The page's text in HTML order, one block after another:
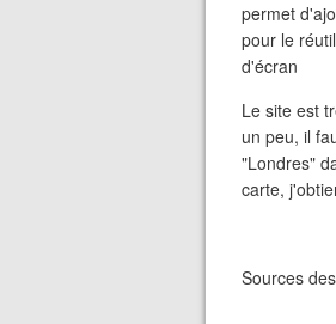
permet
pour le
d'écran
Le site est
un peu, il
"Londres"
carte,
Sources